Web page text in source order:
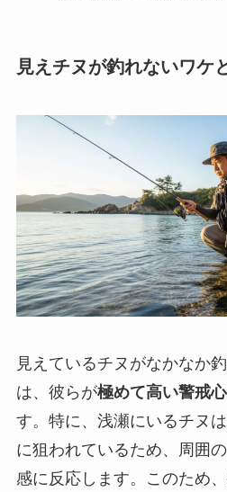
見えチヌが釣れないワケ
見えているチヌがなかなか
は、彼らが極めて高い警戒
す。特に、浅瀬にいるチヌ
に狙われているため、周囲
感に反応します。このため